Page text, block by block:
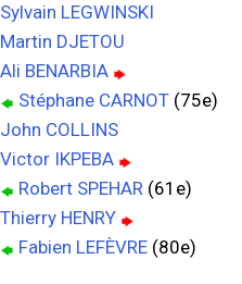
Sylvain LEGWINSKI
Martin DJETOU
Ali BENARBIA
Stéphane CARNOT (75e)
John COLLINS
Victor IKPEBA
Robert SPEHAR (61e)
Thierry HENRY
Fabien LEFÈVRE (80e)